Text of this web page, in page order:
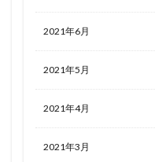
2021年6月
2021年5月
2021年4月
2021年3月